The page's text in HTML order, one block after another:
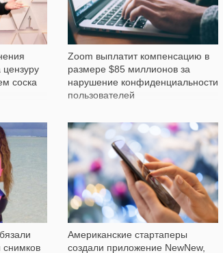
соска
Zoom выплатит компенсацию в
размере $85 миллионов за
нарушение конфиденциальности
пользователей
снимков
Американские стартаперы
создали приложение NewNew,
1 113